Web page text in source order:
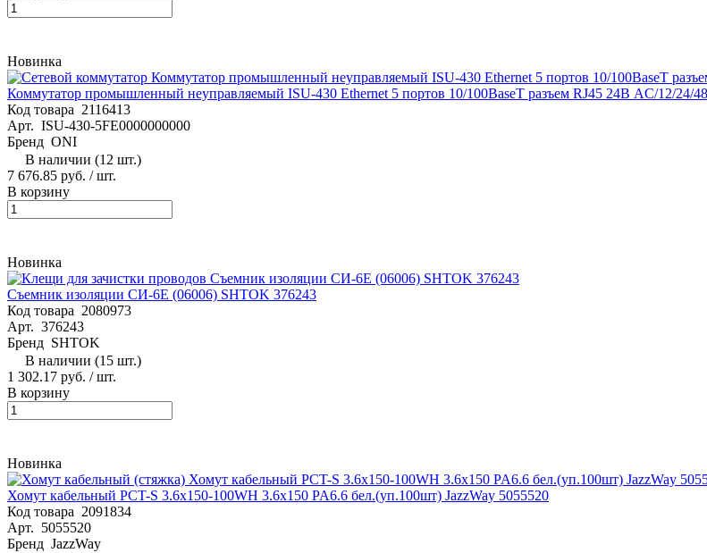
Новинка
Коммутатор промышленный неуправляемый ISU-430 Ethernet 5 портов 10/100BaseT разъем RJ45 24В AC/12/24/
Код товара 2116413
Арт. ISU-430-5FE0000000000
Бренд ONI
В наличии (12 шт.)
7 676.85 руб. / шт.
В корзину
Новинка
Съемник изоляции СИ-6E (06006) SHTOK 376243
Код товара 2080973
Арт. 376243
Бренд SHTOK
В наличии (15 шт.)
1 302.17 руб. / шт.
В корзину
Новинка
Хомут кабельный PCT-S 3.6х150-100WH 3.6х150 PA6.6 бел.(уп.100шт) JazzWay 5055520
Код товара 2091834
Арт. 5055520
Бренд JazzWay